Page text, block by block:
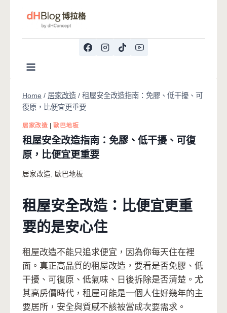
Home / 居家改造 / 租屋安全改造指南：免膠、低干擾、可
復原，比便宜更重要
居家改造 |歐巴地板
租屋安全改造指南：免膠、低干擾、可復
原，比便宜更重要
居家改造, 歐巴地板
租屋安全改造：比便宜更重
要的是安心住
租屋改造不能只追求便宜，因為你每天住在裡
面。真正高品質的租屋改造，要看是否免膠、低
干擾、可復原、低氣味、日後拆除是否清楚。尤
其高房價時代，租屋可能是一個人住好幾年的主
要居所，安全與質感不該被當成次要需求。